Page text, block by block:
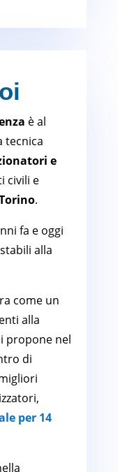
è al
tecnica
e
civili e
.
fa e oggi
alla
come un
alla
propone nel
di
per 14